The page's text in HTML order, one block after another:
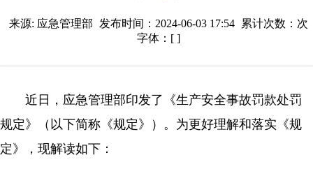
来源: 应急管理部 发布时间：2024-06-03 17:54
累计次数：次
字体：[ ]
近日，应急管理部印发了《生产安全事故罚款处罚
规定》（以下简称《规定》）。为更好理解和落实《规
定》，现解读如下：